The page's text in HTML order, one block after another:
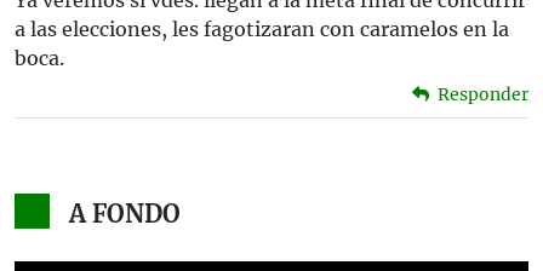
a las elecciones, les fagotizaran con caramelos en la
boca.
Responder
A FONDO